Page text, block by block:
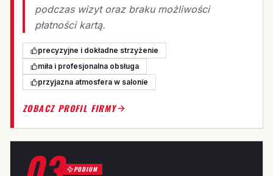
podczas wizyt oraz braku możliwości
płatności kartą.
precyzyjne i dokładne strzyżenie
miła i profesjonalna obsługa
przyjazna atmosfera w salonie
ZOBACZ PROFIL FIRMY
PODIUM